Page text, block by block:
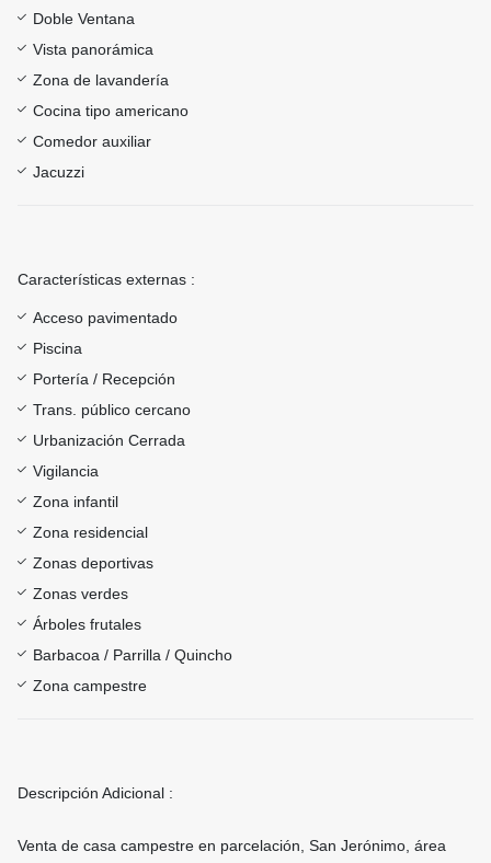
Doble Ventana
Vista panorámica
Zona de lavandería
Cocina tipo americano
Comedor auxiliar
Jacuzzi
Características externas :
Acceso pavimentado
Piscina
Portería / Recepción
Trans. público cercano
Urbanización Cerrada
Vigilancia
Zona infantil
Zona residencial
Zonas deportivas
Zonas verdes
Árboles frutales
Barbacoa / Parrilla / Quincho
Zona campestre
Descripción Adicional :
Venta de casa campestre en parcelación, San Jerónimo, área